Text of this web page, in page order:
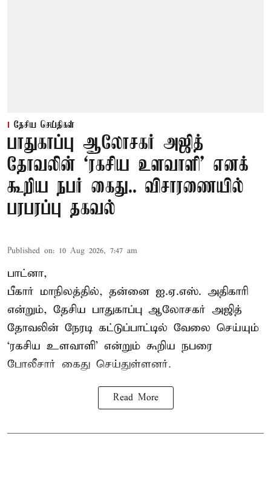
தேசிய செய்திகள்
பாதுகாப்பு ஆலோசகர் அஜித்
தோவலின் ‘ரகசிய உளவாளி’ எனக்
கூறிய நபர் கைது.. விசாரணையில்
பரபரப்பு தகவல்
Published on: 10 Aug 2026, 7:47 am
பாட்னா,
பீகார் மாநிலத்தில், தன்னை ஐ.ஏ.எஸ். அதிகாரி
என்றும், தேசிய பாதுகாப்பு ஆலோசகர் அஜித்
தோவலின் நேரடி கட்டுப்பாட்டில் வேலை செய்யும்
‘ரகசிய உளவாளி’ என்றும் கூறிய நபரை
போலீசார் கைது செய்துள்ளனர்.
Read More